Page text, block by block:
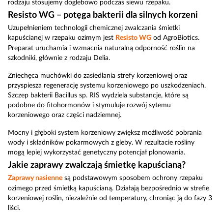
rodzaju stosujemy doglebowo podczas siewu rzepaku.
Resisto WG – potęga bakterii dla silnych korzeni
Uzupełnieniem technologii chemicznej zwalczania śmietki
kapuścianej w rzepaku ozimym jest Resisto WG od AgroBiotics.
Preparat uruchamia i wzmacnia naturalną odporność roślin na
szkodniki, głównie z rodzaju Delia.
Zniechęca muchówki do zasiedlania strefy korzeniowej oraz
przyspiesza regenerację systemu korzeniowego po uszkodzeniach.
Szczep bakterii Bacillus sp. RIS wydziela substancje, które są
podobne do fitohormonów i stymuluje rozwój sytemu
korzeniowego oraz części nadziemnej.
Mocny i głęboki system korzeniowy zwiększ możliwość pobrania
wody i składników pokarmowych z gleby. W rezultacie rośliny
mogą lepiej wykorzystać genetyczny potencjał plonowania.
Jakie zaprawy zwalczają śmietkę kapuścianą?
Zaprawy nasienne są podstawowym sposobem ochrony rzepaku
ozimego przed śmietką kapuścianą. Działają bezpośrednio w strefie
korzeniowej roślin, niezależnie od temperatury, chroniąc ją do fazy 3
liści.